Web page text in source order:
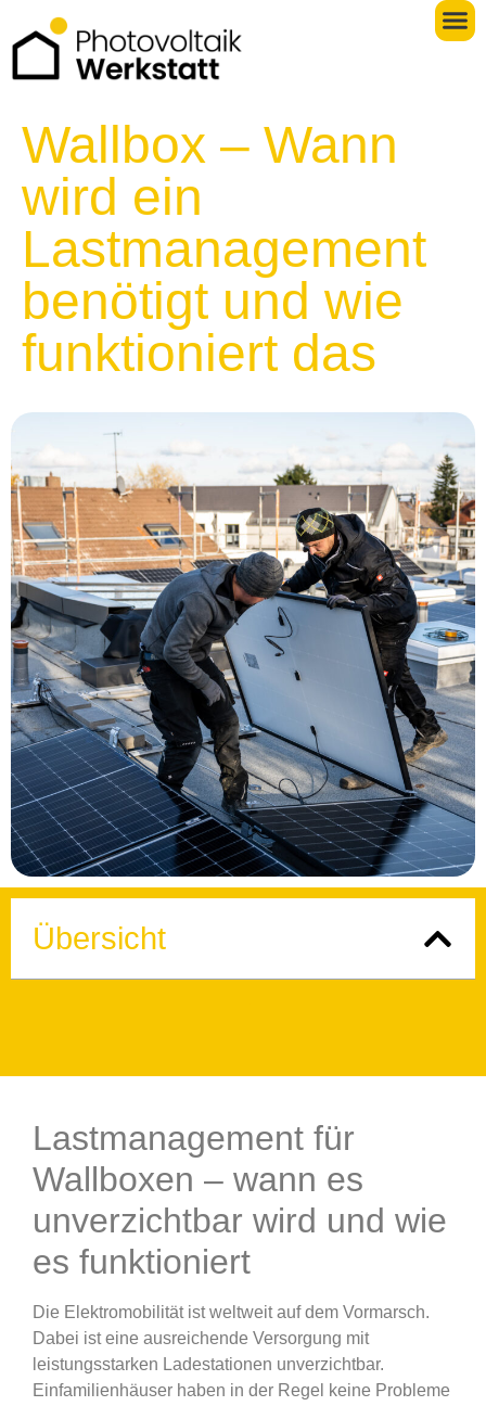
Wallbox – Wann
wird ein
Lastmanagement
benötigt und wie
funktioniert das
Übersicht
Lastmanagement für
Wallboxen – wann es
unverzichtbar wird und wie
es funktioniert
Die Elektromobilität ist weltweit auf dem Vormarsch.
Dabei ist eine ausreichende Versorgung mit
leistungsstarken Ladestationen unverzichtbar.
Einfamilienhäuser haben in der Regel keine Probleme